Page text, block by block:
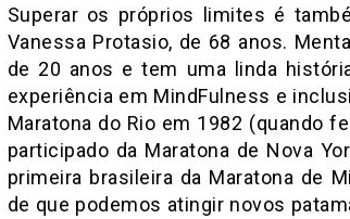
Superar os próprios limites é
Vanessa Protasio, de 68 anos.
de 20 anos e tem uma linda
experiência em MindFulness e
Maratona do Rio em 1982 (quando
participado da Maratona de Nova
primeira brasileira da Maratona de
de que podemos atingir novos